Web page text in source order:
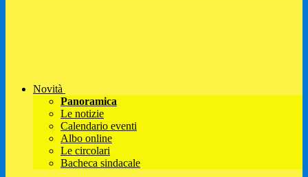
Novità
Panoramica
Le notizie
Calendario eventi
Albo online
Le circolari
Bacheca sindacale